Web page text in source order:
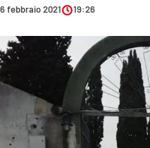
SANITÀ
AMBIENTE
SOCIETÀ
CULTURA
ECONOMIA E LAVORO
6 febbraio 2021 19:26